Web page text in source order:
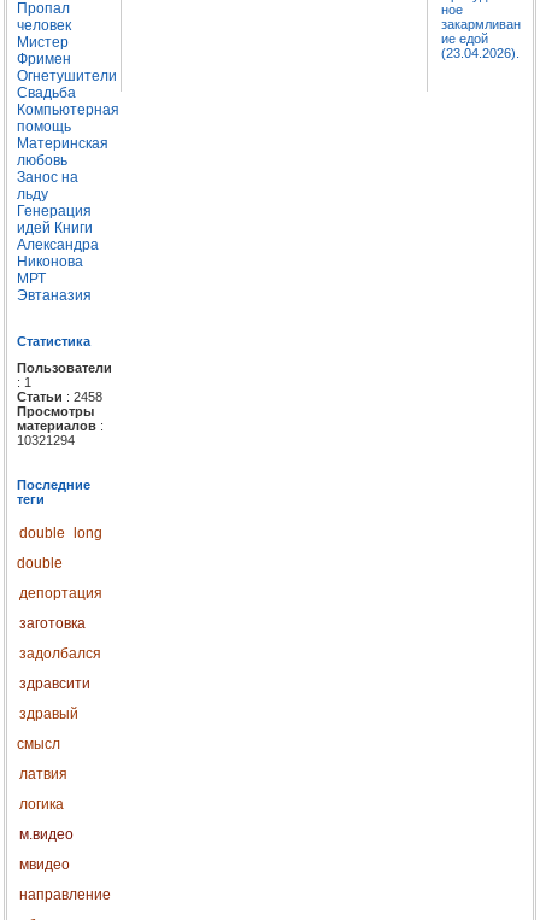
Пропал
человек
Мистер
Фримен
Огнетушители
Свадьба
Компьютерная
помощь
Материнская
любовь
Занос на
льду
Генерация
идей Книги
Александра
Никонова
МРТ
Эвтаназия
Статистика
Пользователи
: 1
Статьи : 2458
Просмотры
материалов :
10321294
Последние
теги
double
long
double
депортация
заготовка
задолбался
здравсити
здравый
смысл
латвия
логика
м.видео
мвидео
направление
ное
закармливан
ие едой
(23.04.2026).